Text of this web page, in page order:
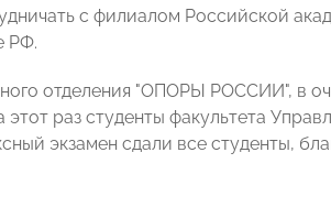
с филиалом Российской
РФ.
отделения "ОПОРЫ РОССИИ", в
раз студенты факультета
экзамен сдали все студенты,